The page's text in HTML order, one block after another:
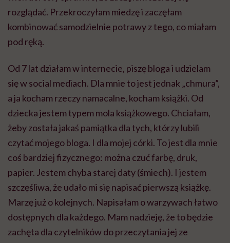
rozglądać. Przekroczyłam miedzę i zaczęłam
kombinować samodzielnie potrawy z tego, co miałam
pod ręką.
Od 7 lat działam w internecie, piszę bloga i udzielam
się w social mediach. Dla mnie to jest jednak „chmura”,
a ja kocham rzeczy namacalne, kocham książki. Od
dziecka jestem typem mola książkowego. Chciałam,
żeby została jakaś pamiątka dla tych, którzy lubili
czytać mojego bloga. I dla mojej córki. To jest dla mnie
coś bardziej fizycznego: można czuć farbę, druk,
papier. Jestem chyba starej daty (śmiech). I jestem
szczęśliwa, że udało mi się napisać pierwszą książkę.
Marzę już o kolejnych. Napisałam o warzywach łatwo
dostępnych dla każdego. Mam nadzieję, że to będzie
zachęta dla czytelników do przeczytania jej ze